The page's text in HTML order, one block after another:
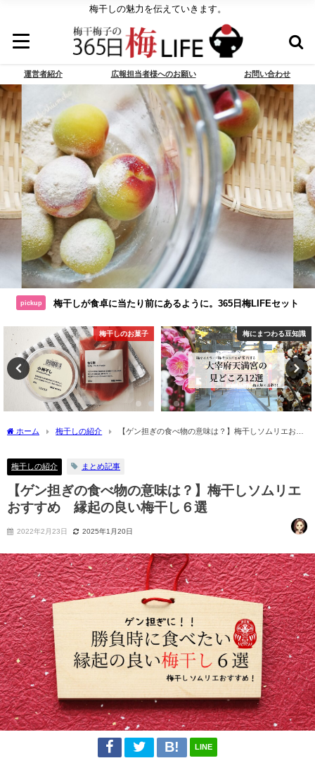
梅干しの魅力を伝えていきます。
運営者紹介 広報担当者様へのお願い お問い合わせ
pickup 梅干しが食卓に当たり前にあるように。365日梅LIFEセット
梅にまつわる豆知識 梅にまつわる豆知識
ホーム 梅干しの紹介
【ゲン担ぎの食べ物の意味は？】梅干しソムリエおす
梅干しの紹介 まとめ記事
【ゲン担ぎの食べ物の意味は？】梅干しソムリエ
おすすめ 縁起の良い梅干し６選
2022年2月23日 2025年1月20日
LINE